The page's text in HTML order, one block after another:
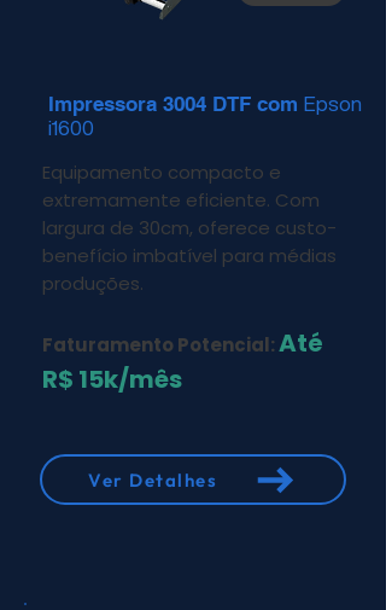
Impressora 3004 DTF com Epson
i1600
Equipamento compacto e
extremamente eficiente. Com
largura de 30cm, oferece custo-
benefício imbatível para médias
produções.
Faturamento Potencial:Até
R$ 15k/mês
Ver Detalhes